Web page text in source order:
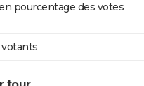
pourcentage des votes